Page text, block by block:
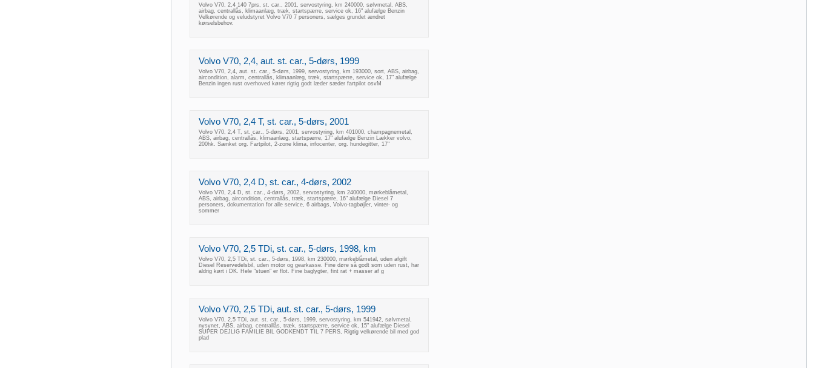
Volvo V70, 2,4 140 7prs, st. car., 2001, servostyring, km 240000, sølvmetal, ABS,
airbag, centrallås, klimaanlæg, træk, startspærre, service ok, 16" alufælge Benzin
Velkørende og veludstyret Volvo V70 7 personers, sælges grundet ændret
kørselsbehov.
Volvo V70, 2,4, aut. st. car., 5-dørs, 1999
Volvo V70, 2,4, aut. st. car., 5-dørs, 1999, servostyring, km 193000, sort, ABS, airbag,
aircondition, alarm, centrallås, klimaanlæg, træk, startspærre, service ok, 17" alufælge
Benzin ingen rust overhoved kører rigtig godt læder sæder fartpilot osvM
Volvo V70, 2,4 T, st. car., 5-dørs, 2001
Volvo V70, 2,4 T, st. car., 5-dørs, 2001, servostyring, km 401000, champagnemetal,
ABS, airbag, centrallås, klimaanlæg, startspærre, 17" alufælge Benzin Lækker volvo,
200hk. Sænket org. Fartpilot, 2-zone klima, infocenter, org. hundegitter, 17"
Volvo V70, 2,4 D, st. car., 4-dørs, 2002
Volvo V70, 2,4 D, st. car., 4-dørs, 2002, servostyring, km 240000, mørkeblåmetal,
ABS, airbag, aircondition, centrallås, træk, startspærre, 16" alufælge Diesel 7
personers, dokumentation for alle service, 6 airbags, Volvo-tagbøjler, vinter- og
sommer
Volvo V70, 2,5 TDi, st. car., 5-dørs, 1998, km
Volvo V70, 2,5 TDi, st. car., 5-dørs, 1998, km 230000, mørkeblåmetal, uden afgift
Diesel Reservedelsbil, uden motor og gearkasse. Fine døre så godt som uden rust, har
aldrig kørt i DK. Hele "stuen" er flot. Fine baglygter, fint rat + masser af g
Volvo V70, 2,5 TDi, aut. st. car., 5-dørs, 1999
Volvo V70, 2,5 TDi, aut. st. car., 5-dørs, 1999, servostyring, km 541942, sølvmetal,
nysynet, ABS, airbag, centrallås, træk, startspærre, service ok, 15" alufælge Diesel
SUPER DEJLIG FAMILIE BIL GODKENDT TIL 7 PERS, Rigtig velkørende bil med god
plad